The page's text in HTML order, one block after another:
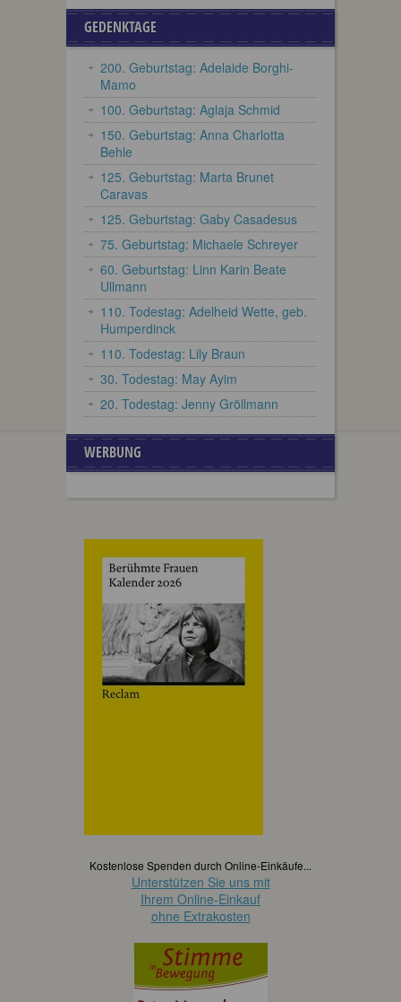
GEDENKTAGE
200. Geburtstag: Adelaide Borghi-
Mamo
100. Geburtstag: Aglaja Schmid
150. Geburtstag: Anna Charlotta
Behle
125. Geburtstag: Marta Brunet
Caravas
125. Geburtstag: Gaby Casadesus
75. Geburtstag: Michaele Schreyer
60. Geburtstag: Linn Karin Beate
Ullmann
110. Todestag: Adelheid Wette, geb.
Humperdinck
110. Todestag: Lily Braun
30. Todestag: May Ayim
20. Todestag: Jenny Gröllmann
WERBUNG
Kostenlose Spenden durch Online-Einkäufe...
Unterstützen Sie uns mit
Ihrem Online-Einkauf
ohne Extrakosten